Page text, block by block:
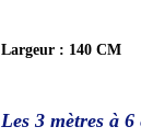
Largeur : 140 CM
Les 3 mètres à 6